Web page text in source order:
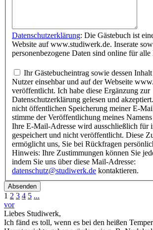
Datenschutzerklärung: Die Gästebuch ist
Website auf www.studiwerk.de. Inserate sowie deren Inhalte und
Ihr Gästebucheintrag sowie dessen Inhalt ist online
Nutzer einsehbar und auf der Webseite www.studiwerk.de
veröffentlicht. Ich habe diese Ergänzung zur
Datenschutzerklärung gelesen und akzeptiert. Ich willige der
nicht öffentlichen Speicherung meiner E-Mail-Adresse ein und
stimme der Veröffentlichung meines Namens im Gästebuch zu.
Ihre E-Mail-Adresse wird ausschließlich für interne Zwecke
gespeichert und nicht veröffentlicht. Diese Zustimmungen
ermöglicht uns, Sie bei Rückfragen persönlich zu kontaktieren.
Hinweis: Ihre Zustimmungen können Sie jederzeit widerrufen,
indem Sie uns über diese Mail-Adresse:
datenschutz@studiwerk.de kontaktieren.
Absenden
1 2 3 4 5 ...
vor
Liebes Studiwerk,
Ich fänd es toll, wenn es bei den heißen